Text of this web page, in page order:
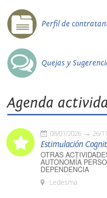
Perfil de
Quejas y
Agenda
08/01/2026 26/
Estimulación
OTRAS
AUTONOMÍA
DEPENDENCIA
Ledesma